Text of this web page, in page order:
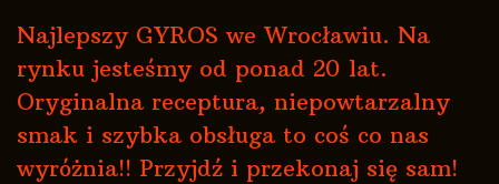
Najlepszy GYROS we Wrocławiu. Na
rynku jesteśmy od ponad 20 lat.
Oryginalna receptura, niepowtarzalny
smak i szybka obsługa to coś co nas
wyróżnia!! Przyjdź i przekonaj się sam!